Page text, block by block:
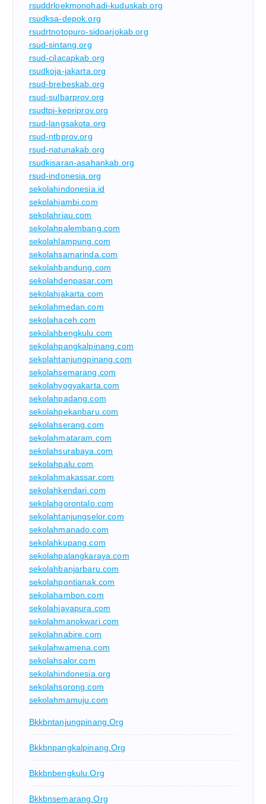
rsuddrloekmonohadi-kuduskab.org
rsudksa-depok.org
rsudrtnotopuro-sidoarjokab.org
rsud-sintang.org
rsud-cilacapkab.org
rsudkoja-jakarta.org
rsud-brebeskab.org
rsud-sulbarprov.org
rsudtpi-kepriprov.org
rsud-langsakota.org
rsud-ntbprov.org
rsud-natunakab.org
rsudkisaran-asahankab.org
rsud-indonesia.org
sekolahindonesia.id
sekolahjambi.com
sekolahriau.com
sekolahpalembang.com
sekolahlampung.com
sekolahsamarinda.com
sekolahbandung.com
sekolahdenpasar.com
sekolahjakarta.com
sekolahmedan.com
sekolahaceh.com
sekolahbengkulu.com
sekolahpangkalpinang.com
sekolahtanjungpinang.com
sekolahsemarang.com
sekolahyogyakarta.com
sekolahpadang.com
sekolahpekanbaru.com
sekolahserang.com
sekolahmataram.com
sekolahsurabaya.com
sekolahpalu.com
sekolahmakassar.com
sekolahkendari.com
sekolahgorontalo.com
sekolahtanjungselor.com
sekolahmanado.com
sekolahkupang.com
sekolahpalangkaraya.com
sekolahbanjarbaru.com
sekolahpontianak.com
sekolahambon.com
sekolahjayapura.com
sekolahmanokwari.com
sekolahnabire.com
sekolahwamena.com
sekolahsalor.com
sekolahindonesia.org
sekolahsorong.com
sekolahmamuju.com
Bkkbntanjungpinang.org
Bkkbnpangkalpinang.org
Bkkbnbengkulu.org
Bkkbnsemarang.org